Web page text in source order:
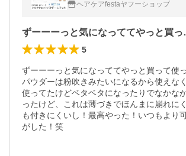
ヘアケアfestaヤフーショップ
ずーー
5
ずーーーっと気になっててやっと買って使
パウダーは粉吹きみたいになるから使えな
使ってたけどベタベタになったりでなかな
ったけど、これは薄づきでほんまに崩れに
も付きにくいし！最高やった！いつもより
がした！笑